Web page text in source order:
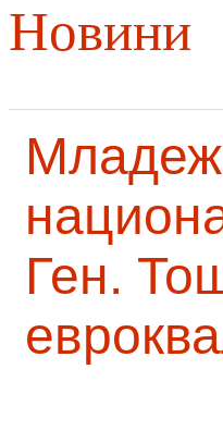
Новини
Ген.